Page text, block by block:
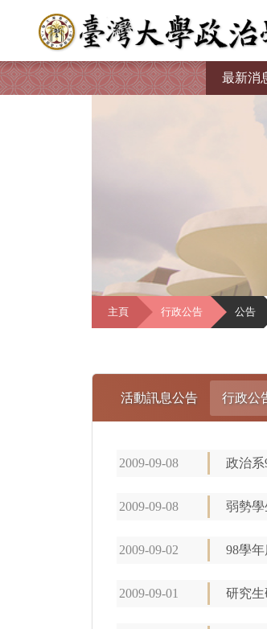
最新消
主頁 行政公告 公告
活動訊息公告 行政公
2009-09-08 政治
2009-09-08 弱勢學
2009-09-02 98學
2009-09-01 研究